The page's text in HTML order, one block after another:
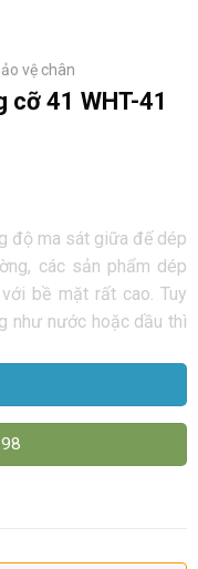
vệ chân
41 WHT-41
độ ma sát giữa đế dép
các sản phẩm dép
bề mặt rất cao. Tuy
như nước hoặc dầu thì